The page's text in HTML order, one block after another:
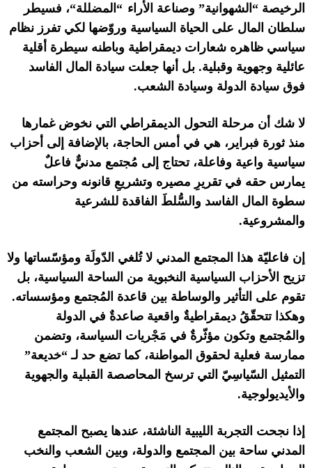
الرخيصة “ الشهوانية” وصناعة الأراء “ المضللة“، فسيطر
سلطان المال على الحياة السياسية وروضها لكي تفرز نظام
سياسي ظاهره شعارات ديمقراطية وباطنه سيطرة أقلية
عائلية وجهوية وقبلية. بل أنها جعلت سيادة المال الفاسد
فوق سيادة الدولة وسيادة الشعب.
لا شك أن مرحلة التحول الديمقراطي التي نخوض غمارها
منذ ثورة فبراير، هي في أمس الحاجة، بالإضافة إلى أحزاب
سياسية واعية وفاعلة، تحتاج إلى مُجتمع مدنيٌّ فاعلٌ
يمارس حقه في تقريرِ مصيره وتشريعِ قانونه وحراسته من
سطوة المال الفاسد والسُّلطَ الفاقدة للشرعية
والمشروعية.
إن فاعليّة هذا المجتمع المدني لا تُلغي الدّولَة ومؤسّساتها ولا
تزيح الأحزاب السياسية النخبوية من الساحة السياسية، بل
تقوم على التأثير والوساطة بين قاعدة المُجتمع ومؤسساته.
وهكذا تتحقّقُ ديمقراطيةٌ واقعية صاعدةٌ في الدولة
و المُجتمع وتكون مؤثّرةٌ في مَجْريات السياسة، وتضمن
ممارسة فعلية لحقوق ا لمواطنة، كما تضع حد لـ “خديعة”
التمثيل السّياسِيّ التي ترسخ المحاصصة القبلية والجهوية
والأيديولوجية.
إذا نجحت التجربة الليبية الناشئة، عندها يصبح المجتمع
المدني ساحة بين المجتمع والدولة، وبين الشعب والنخب